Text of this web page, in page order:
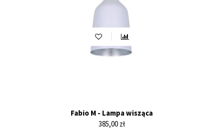
Fabio M - Lampa wisząca
Cena
385,00 zł